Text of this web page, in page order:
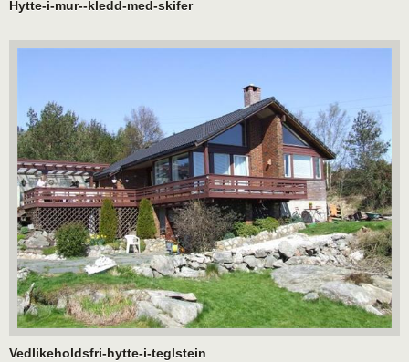
Hytte-i-mur--kledd-med-skifer
Vedlikeholdsfri-hytte-i-teglstein